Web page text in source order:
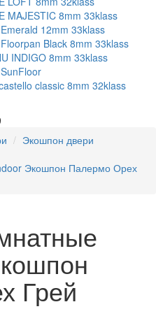
MAJESTIC 8mm 33klass
12mm 33klass
Black 8mm 33klass
INDIGO 8mm 33klass
classic 8mm 32klass
Экошпон двери
Экошпон Палермо Орех
Грей